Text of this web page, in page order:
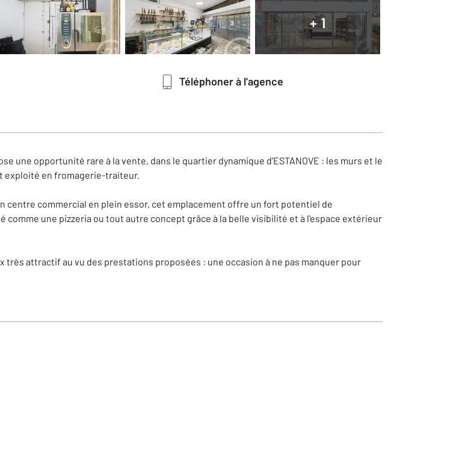
+ 1
Téléphoner à l'agence
une opportunité rare à la vente, dans le quartier dynamique d'ESTANOVE : les murs et le
exploité en fromagerie-traiteur.
centre commercial en plein essor, cet emplacement offre un fort potentiel de
comme une pizzeria ou tout autre concept grâce à la belle visibilité et à l'espace extérieur
attractif au vu des prestations proposées : une occasion à ne pas manquer pour